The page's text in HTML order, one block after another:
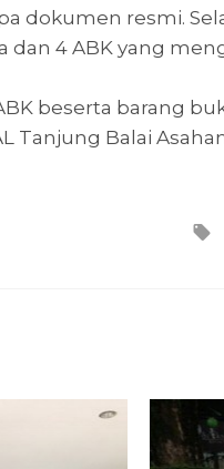
dokumen resmi.
dan 4 ABK yang
beserta barang
Tanjung Balai